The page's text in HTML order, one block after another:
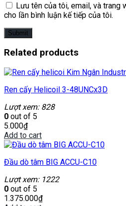
Lưu tên của tôi, email, và trang
cho lần bình luận kế tiếp của tôi.
Related products
Ren cấy Helicoil 3-48UNCx3D
Lượt xem: 828
0 out of 5
5.000₫
Add to cart
Đầu dò tâm BIG ACCU-C10
Lượt xem: 1222
0 out of 5
1.375.000₫